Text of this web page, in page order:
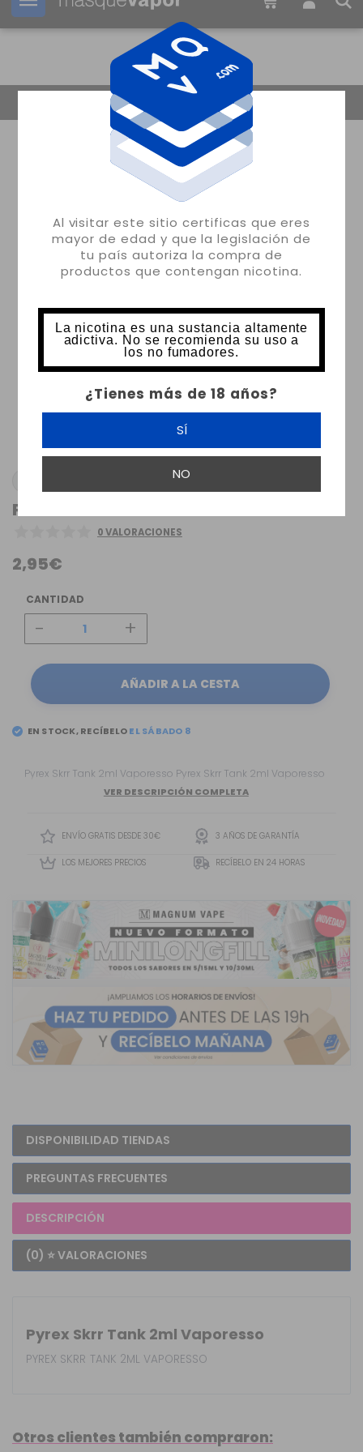
Al visitar este sitio certificas que eres
mayor de edad y que la legislación de
tu país autoriza la compra de
productos que contengan nicotina.
La nicotina es una sustancia altamente
adictiva. No se recomienda su uso a
los no fumadores.
¿Tienes más de 18 años?
SÍ
NO
Tu pedido puede ser enviado en 13m:
0 VALORACIONES
2,95€
CANTIDAD
- +
AÑADIR A LA CESTA
EN STOCK, RECÍBELO
Pyrex Skrr Tank 2ml Vaporesso Pyrex Skrr Tank 2ml Vaporesso
VER DESCRIPCIÓN COMPLETA
ENVÍO GRATIS DESDE 30€ 3 AÑOS DE GARANTÍA
LOS MEJORES PRECIOS RECÍBELO EN 24 HORAS
DISPONIBILIDAD TIENDAS
PREGUNTAS FRECUENTES
DESCRIPCIÓN
(0) ⭐ VALORACIONES
Pyrex Skrr Tank 2ml Vaporesso
PYREX SKRR TANK 2ML VAPORESSO
Otros clientes también compraron: